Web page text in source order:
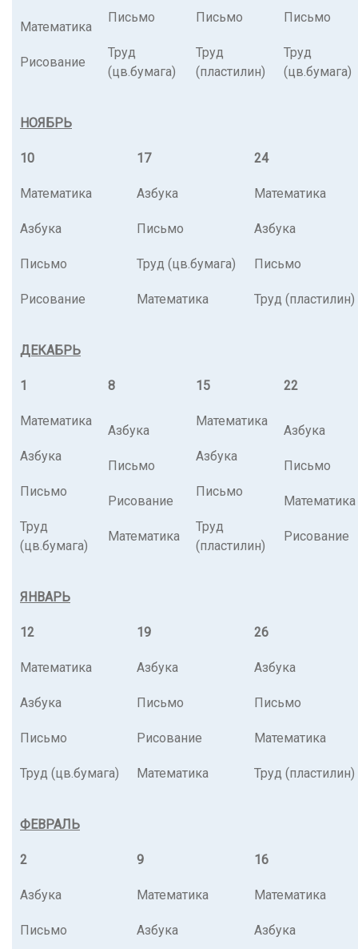
Математика
Рисование
Письмо
Труд
(цв.бумага)
Письмо
Труд
(пластилин)
Письмо
Труд
(цв.бумага)
НОЯБРЬ
10 17 24
Математика
Азбука
Письмо
Рисование
Азбука
Письмо
Труд (цв.бумага)
Математика
Математика
Азбука
Письмо
Труд (пластилин)
ДЕКАБРЬ
1 8 15 22
Математика
Азбука
Письмо
Труд
(цв.бумага)
Азбука
Письмо
Рисование
Математика
Математика
Азбука
Письмо
Труд
(пластилин)
Азбука
Письмо
Математика
Рисование
ЯНВАРЬ
12 19 26
Математика
Азбука
Письмо
Труд (цв.бумага)
Азбука
Письмо
Рисование
Математика
Азбука
Письмо
Математика
Труд (пластилин)
ФЕВРАЛЬ
2 9 16
Азбука
Письмо
Математика
Азбука
Математика
Азбука